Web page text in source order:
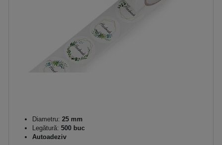
Diametru: 25 mm
Legătură: 500 buc
Autoadeziv